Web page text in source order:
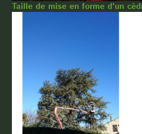
Taille de mise en forme d'un